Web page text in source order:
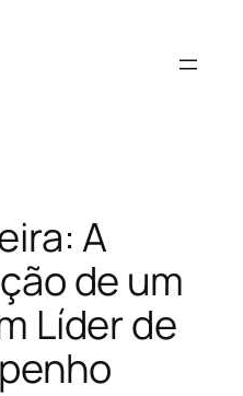
A
de um
Líder de